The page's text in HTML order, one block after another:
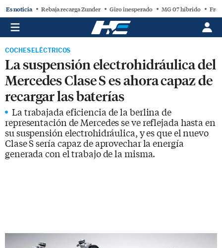
Es noticia Rebaja recarga Zunder Giro inesperado MG 07 híbrido
COCHES ELÉCTRICOS
La suspensión electrohidráulica del
Mercedes Clase S es ahora capaz de
recargar las baterías
La trabajada eficiencia de la berlina de
representación de Mercedes se ve reflejada hasta en
su suspensión electrohidráulica, y es que el nuevo
Clase S sería capaz de aprovechar la energía
generada con el trabajo de la misma.